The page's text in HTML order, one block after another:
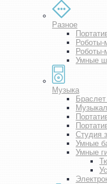
Разное
Роботы-
Умные
Музыка
Студия
Умные
Умные